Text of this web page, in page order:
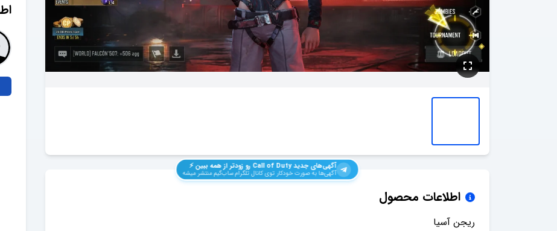
آگهی‌های جدیدCall of Duty رو زودتر از همه ببین ⚡️
آگهی‌ها به صورت خودکار توی کانال تلگرام ساب‌گیم منتشر میشه
اطلاعات محصول
ریجن آسیا